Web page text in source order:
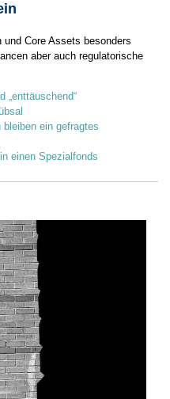
und Core Assets besonders
aber auch regulatorische
„enttäuschend“
ein gefragtes
einen Spezialfonds